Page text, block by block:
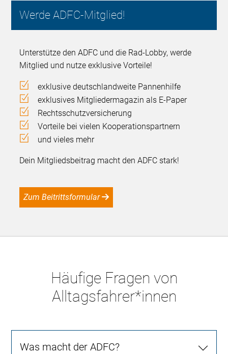
Werde ADFC-Mitglied!
Unterstütze den ADFC und die Rad-Lobby, werde
Mitglied und nutze exklusive Vorteile!
exklusive deutschlandweite Pannenhilfe
exklusives Mitgliedermagazin als E-Paper
Rechtsschutzversicherung
Vorteile bei vielen Kooperationspartnern
und vieles mehr
Dein Mitgliedsbeitrag macht den ADFC stark!
Zum Beitrittsformular
Häufige Fragen von
Alltagsfahrer*innen
Was macht der ADFC?